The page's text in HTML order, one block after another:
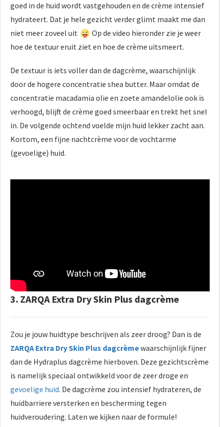
goed in de huid wordt vastgehouden en de crème intensief
hydrateert. Dat je hele gezicht verder glimt maakt me dan
niet meer zoveel uit
Op de video hieronder zie je weer
hoe de textuur eruit ziet en hoe de crème uitsmeert.
De textuur is iets voller dan de dagcrème, waarschijnlijk
door de hogere concentratie shea butter. Maar omdat de
concentratie macadamia olie en zoete amandelolie ook is
verhoogd, blijft de crème goed smeerbaar en trekt het snel
in. De volgende ochtend voelde mijn huid lekker zacht aan.
Kortom, een fijne nachtcrème voor de vochtarme
(gevoelige) huid.
3. ZARQA Extra Dry Skin Plus dagcrème
Zou je jouw huidtype beschrijven als zeer droog? Dan is de
ZARQA Extra Dry Skin Plus dagcrèmewaarschijnlijk fijner
dan de Hydraplus dagcrème hierboven. Deze gezichtscrème
is namelijk speciaal ontwikkeld voor de zeer droge en
gevoelige huid. De dagcrème zou intensief hydrateren, de
huidbarriere versterken en bescherming tegen
huidveroudering. Laten we kijken naar de formule!